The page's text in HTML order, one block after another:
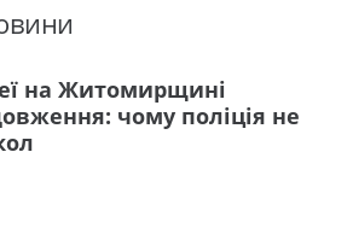
на Житомирщині
чому поліція не